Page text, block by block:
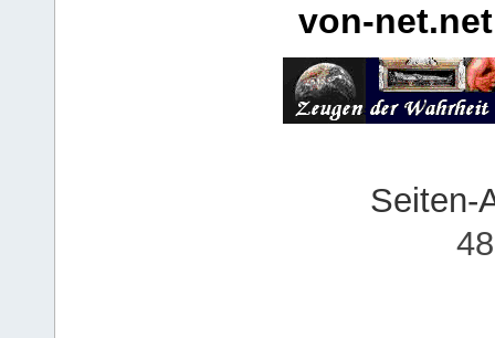
von-net.net
Seiten-